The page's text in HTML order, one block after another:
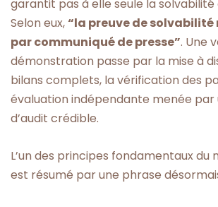
garantit pas à elle seule la solvabilité
Selon eux,“la preuve de solvabilité
par communiqué de presse”. Une
démonstration passe par la mise à
bilans complets, la vérification des
évaluation indépendante menée par
d’audit crédible.
L’un des principes fondamentaux
est résumé par une phrase